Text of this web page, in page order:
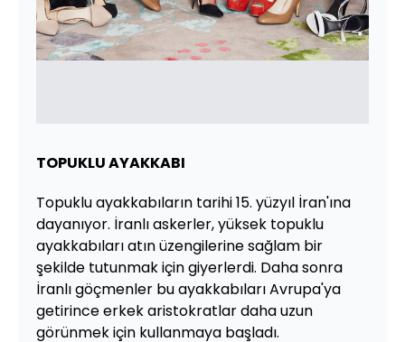
TOPUKLU AYAKKABI
Topuklu ayakkabıların tarihi 15. yüzyıl İran'ına
dayanıyor. İranlı askerler, yüksek topuklu
ayakkabıları atın üzengilerine sağlam bir
şekilde tutunmak için giyerlerdi. Daha sonra
İranlı göçmenler bu ayakkabıları Avrupa'ya
getirince erkek aristokratlar daha uzun
görünmek için kullanmaya başladı.